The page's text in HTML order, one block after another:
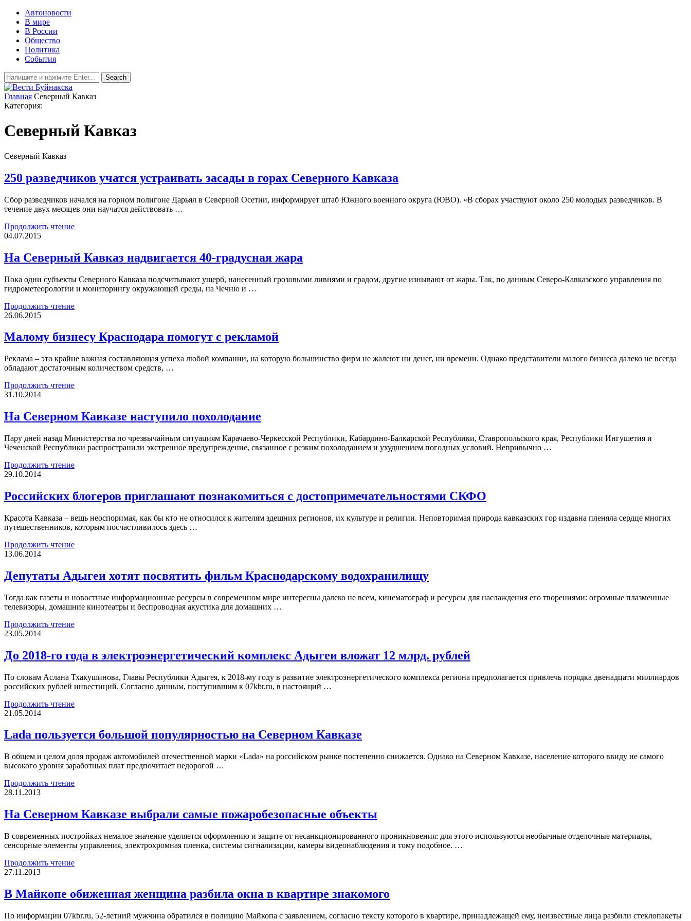
Автоновости
В мире
В России
Общество
Политика
События
Главная Северный Кавказ
Категория:
Северный Кавказ
Северный Кавказ
250 разведчиков учатся устраивать засады в горах Северного Кавказа
Сбор разведчиков начался на горном полигоне Дарьял в Северной Осетии, информирует штаб Южного военного округа (ЮВО). «В сборах участвуют около 250 молодых разведчиков. В
течение двух месяцев они научатся действовать …
Продолжить чтение
04.07.2015
На Северный Кавказ надвигается 40-градусная жара
Пока одни субъекты Северного Кавказа подсчитывают ущерб, нанесенный грозовыми ливнями и градом, другие изнывают от жары. Так, по данным Северо-Кавказского управления по
гидрометеорологии и мониторингу окружающей среды, на Чечню и …
Продолжить чтение
26.06.2015
Малому бизнесу Краснодара помогут с рекламой
Реклама – это крайне важная составляющая успеха любой компании, на которую большинство фирм не жалеют ни денег, ни времени. Однако представители малого бизнеса далеко не всегда
обладают достаточным количеством средств, …
Продолжить чтение
31.10.2014
На Северном Кавказе наступило похолодание
Пару дней назад Министерства по чрезвычайным ситуациям Карачаево-Черкесской Республики, Кабардино-Балкарской Республики, Ставропольского края, Республики Ингушетия и
Чеченской Республики распространили экстренное предупреждение, связанное с резким похолоданием и ухудшением погодных условий. Непривычно …
Продолжить чтение
29.10.2014
Российских блогеров приглашают познакомиться с достопримечательностями СКФО
Красота Кавказа – вещь неоспоримая, как бы кто не относился к жителям здешних регионов, их культуре и религии. Неповторимая природа кавказских гор издавна пленяла сердце многих
путешественников, которым посчастливилось здесь …
Продолжить чтение
13.06.2014
Депутаты Адыгеи хотят посвятить фильм Краснодарскому водохранилищу
Тогда как газеты и новостные информационные ресурсы в современном мире интересны далеко не всем, кинематограф и ресурсы для наслаждения его творениями: огромные плазменные
телевизоры, домашние кинотеатры и беспроводная акустика для домашних …
Продолжить чтение
23.05.2014
До 2018-го года в электроэнергетический комплекс Адыгеи вложат 12 млрд. рублей
По словам Аслана Тхакушинова, Главы Республики Адыгея, к 2018-му году в развитие электроэнергетического комплекса региона предполагается привлечь порядка двенадцати миллиардов
российских рублей инвестиций. Согласно данным, поступившим к 07kbr.ru, в настоящий …
Продолжить чтение
21.05.2014
Lada пользуется большой популярностью на Северном Кавказе
В общем и целом доля продаж автомобилей отечественной марки «Lada» на российском рынке постепенно снижается. Однако на Северном Кавказе, население которого ввиду не самого
высокого уровня заработных плат предпочитает недорогой …
Продолжить чтение
28.11.2013
На Северном Кавказе выбрали самые пожаробезопасные объекты
В современных постройках немалое значение уделяется оформлению и защите от несанкционированного проникновения: для этого используются необычные отделочные материалы,
сенсорные элементы управления, электрохромная пленка, системы сигнализации, камеры видеонаблюдения и тому подобное. …
Продолжить чтение
27.11.2013
В Майкопе обиженная женщина разбила окна в квартире знакомого
По информации 07kbr.ru, 52-летний мужчина обратился в полицию Майкопа с заявлением, согласно тексту которого в квартире, принадлежащей ему, неизвестные лица разбили стеклопакеты